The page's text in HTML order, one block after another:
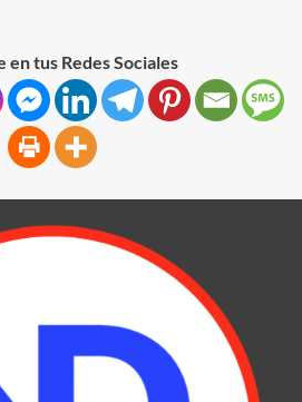
en tus Redes Sociales